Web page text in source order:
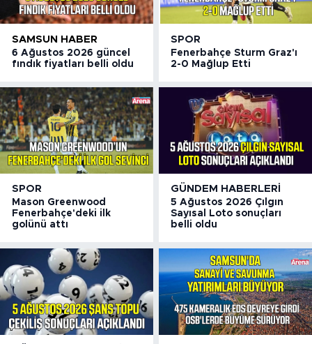
SAMSUN HABER
6 Ağustos 2026 güncel
fındık fiyatları belli oldu
SPOR
Fenerbahçe Sturm Graz'ı
2-0 Mağlup Etti
SPOR
Mason Greenwood
Fenerbahçe'deki ilk
golünü attı
GÜNDEM HABERLERI
5 Ağustos 2026 Çılgın
Sayısal Loto sonuçları
belli oldu